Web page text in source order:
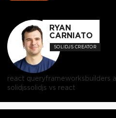
RYAN
CARNIATO
SOLIDJS CREATOR
react queryframeworksbuilders
solidjssolidjs vs react